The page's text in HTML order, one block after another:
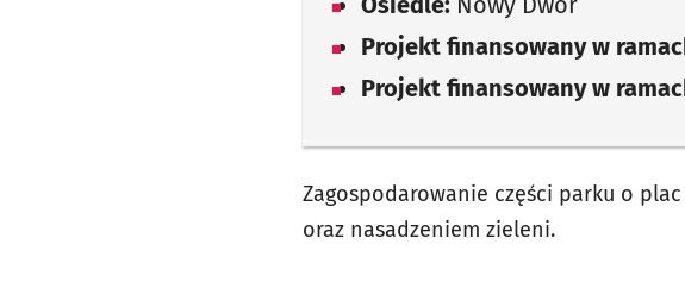
Projekt finansowany w
Projekt finansowany w
Zagospodarowanie części parku o
oraz nasadzeniem zieleni.